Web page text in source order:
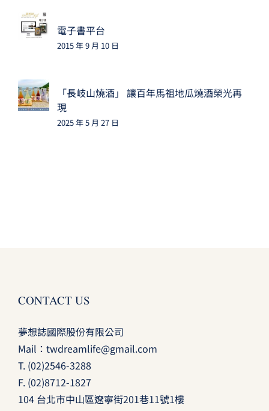
電子書平台
2015 年 9 月 10 日
「長岐山燒酒」 讓百年馬祖地瓜燒酒榮光再
現
2025 年 5 月 27 日
CONTACT US
夢想誌國際股份有限公司
Mail： twdreamlife@gmail.com
T. (02)2546-3288
F. (02)8712-1827
104 台北市中山區遼寧街201巷11號1樓